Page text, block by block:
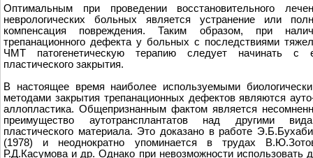
Оптимальным при проведении восстановительного
неврологических больных является устранение или
компенсация повреждения. Таким образом, при
трепанационного дефекта у больных с последствиями
ЧМТ патогенетическую терапию следует начинать с
пластического закрытия.
В настоящее время наиболее используемыми
методами закрытия трепанационных дефектов являются
аллопластика. Общепризнанным фактом является
преимущество аутотрансплантатов над другими
пластического материала. Это доказано в работе
(1978) и неоднократно упоминается в трудах
Р.Д.Касумова и др. Однако при невозможности использовать